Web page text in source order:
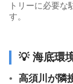
トリーに必要
す。
💡 海底環
高須川が隣